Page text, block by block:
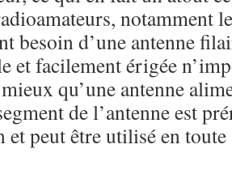
notamment
besoin d’une antenne
et facilement érigée
qu’une antenne
de l’antenne est
peut être utilisé en toute